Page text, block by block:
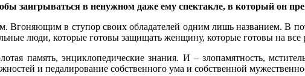
заигрываться в ненужном даже ему спектакле, в который он
Вгоняющим в ступор своих обладателей одним лишь названием. В
люди, которые готовы защищать женщину, которые готовы на все
память, энциклопедические знания. И – злопамятность,
и педалирование собственного ума и собственной